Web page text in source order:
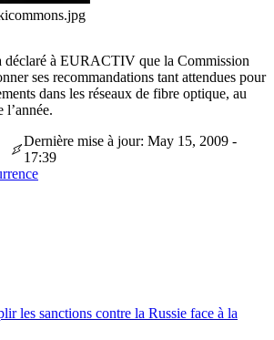
déclaré à EURACTIV que la Commission
ses recommandations tant attendues pour
dans les réseaux de fibre optique, au
l’année.
Dernière mise à jour: May 15, 2009 -
17:39
les sanctions contre la Russie face à la